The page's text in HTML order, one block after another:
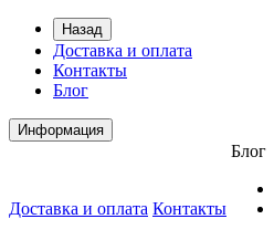
Назад
Доставка и оплата
Контакты
Блог
Информация
Доставка и оплата Контакты
Блог